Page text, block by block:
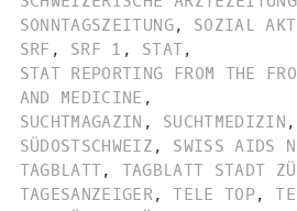
SONNTAGSZEITUNG, SOZIAL
SRF , SRF 1 , STAT,
STAT REPORTING FROM THE
AND MEDICINE ,
SUCHTMAGAZIN , SUCHTMEDIZIN ,
SÜDOSTSCHWEIZ , SWISS AIDS
TAGBLATT, TAGBLATT STADT
TAGESANZEIGER, TELE TOP,